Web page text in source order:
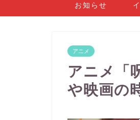
お知らせ
アニメ
アニメ「
や映画の